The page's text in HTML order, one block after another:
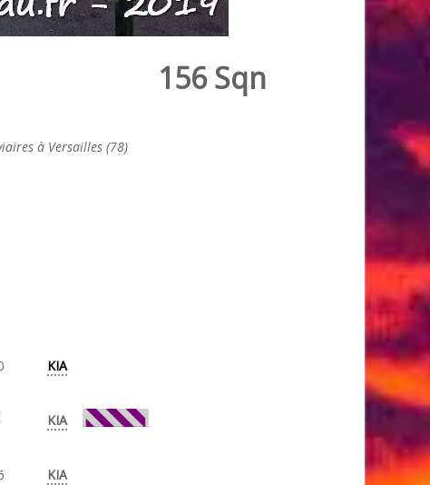
156 Sqn
à Versailles (78)
KIA
KIA
KIA